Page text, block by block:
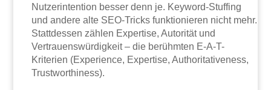
Nutzerintention besser denn je. Keyword-Stuffing
und andere alte SEO-Tricks funktionieren nicht mehr.
Stattdessen zählen Expertise, Autorität und
Vertrauenswürdigkeit – die berühmten E-A-T-
Kriterien (Experience, Expertise, Authoritativeness,
Trustworthiness).